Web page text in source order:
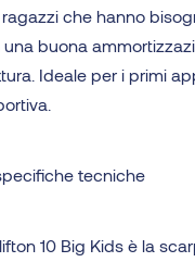
che hanno
buona
Ideale per i primi
tecniche
10 Big Kids è la